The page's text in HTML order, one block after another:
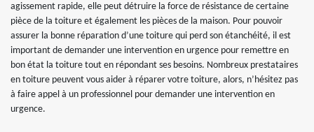
agissement rapide, elle peut détruire la force de résistance de certaine
pièce de la toiture et également les pièces de la maison. Pour pouvoir
assurer la bonne réparation d’une toiture qui perd son étanchéité, il est
important de demander une intervention en urgence pour remettre en
bon état la toiture tout en répondant ses besoins. Nombreux prestataires
en toiture peuvent vous aider à réparer votre toiture, alors, n’hésitez pas
à faire appel à un professionnel pour demander une intervention en
urgence.